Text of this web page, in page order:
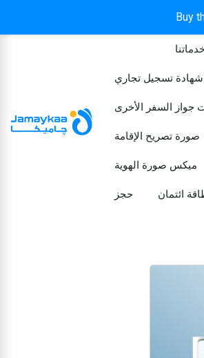
Buy
شهادة تسجيل تجاري
جواز السفر الأخرى
صورة تصريح الإقامة
ميكس صورة الهوية
حجز ائتمان